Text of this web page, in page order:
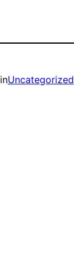
inUncategorized